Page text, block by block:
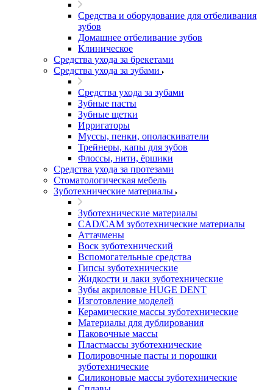
Средства и оборудование для отбеливания
зубов
Домашнее отбеливание зубов
Клиническое
Средства ухода за брекетами
Средства ухода за зубами
Средства ухода за зубами
Зубные пасты
Зубные щетки
Ирригаторы
Муссы, пенки, ополаскиватели
Трейнеры, капы для зубов
Флоссы, нити, ёршики
Средства ухода за протезами
Стоматологическая мебель
Зуботехнические материалы
Зуботехнические материалы
CAD/CAM зуботехнические материалы
Аттачмены
Воск зуботехнический
Вспомогательные средства
Гипсы зуботехнические
Жидкости и лаки зуботехнические
Зубы акриловые HUGE DENT
Изготовление моделей
Керамические массы зуботехнические
Материалы для дублирования
Паковочные массы
Пластмассы зуботехнические
Полировочные пасты и порошки
зуботехнические
Силиконовые массы зуботехнические